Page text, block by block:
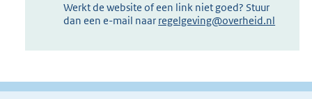
Werkt de website of een link niet goed? Stuur
dan een e-mail naar regelgeving@overheid.nl